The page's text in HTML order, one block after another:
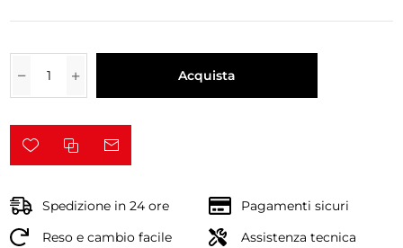
Acquista
Spedizione in 24 ore
Pagamenti sicuri
Reso e cambio facile
Assistenza tecnica